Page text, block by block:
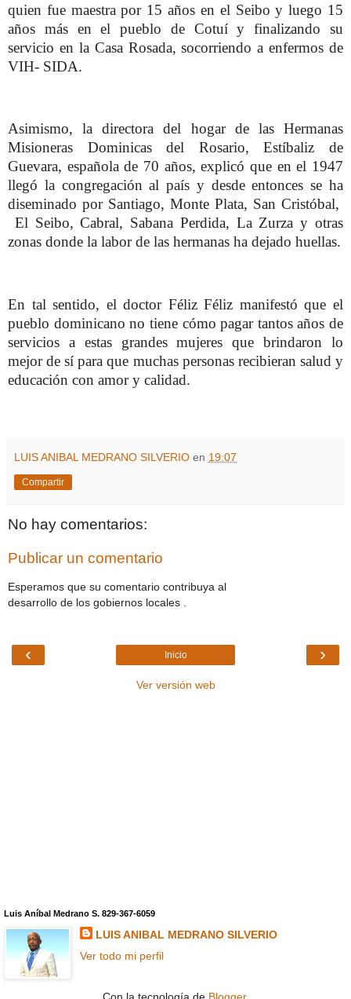
quien fue maestra por 15 años en el Seibo y luego 15
años más en el pueblo de Cotuí y finalizando su
servicio en la Casa Rosada, socorriendo a enfermos de
VIH- SIDA.
Asimismo, la directora del hogar de las Hermanas
Misioneras Dominicas del Rosario, Estíbaliz de
Guevara, española de 70 años, explicó que en el 1947
llegó la congregación al país y desde entonces se ha
diseminado por Santiago, Monte Plata, San Cristóbal,
El Seibo, Cabral, Sabana Perdida, La Zurza y otras
zonas donde la labor de las hermanas ha dejado huellas.
En tal sentido, el doctor Féliz Féliz manifestó que el
pueblo dominicano no tiene cómo pagar tantos años de
servicios a estas grandes mujeres que brindaron lo
mejor de sí para que muchas personas recibieran salud y
educación con amor y calidad.
LUIS ANIBAL MEDRANO SILVERIO en 19:07
Compartir
No hay comentarios:
Publicar un comentario
Esperamos que su comentario contribuya al
desarrollo de los gobiernos locales .
‹ ›
Inicio
Ver versión web
Luis Aníbal Medrano S. 829-367-6059
LUIS ANIBAL MEDRANO SILVERIO
Ver todo mi perfil